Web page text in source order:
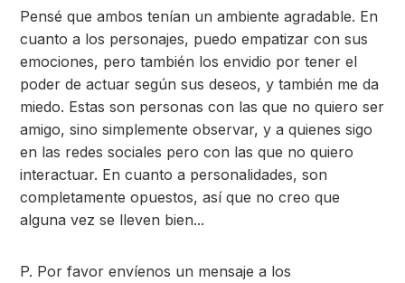
Pensé que ambos tenían un ambiente agradable. En
cuanto a los personajes, puedo empatizar con sus
emociones, pero también los envidio por tener el
poder de actuar según sus deseos, y también me da
miedo. Estas son personas con las que no quiero ser
amigo, sino simplemente observar, y a quienes sigo
en las redes sociales pero con las que no quiero
interactuar. En cuanto a personalidades, son
completamente opuestos, así que no creo que
alguna vez se lleven bien...
P. Por favor envíenos un mensaje a los